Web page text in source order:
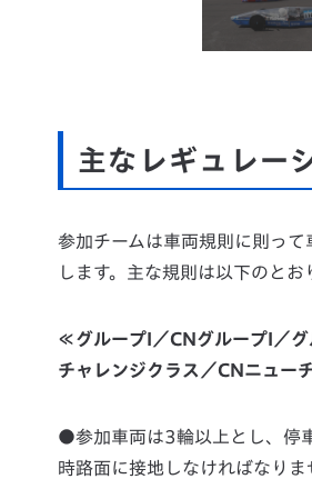
主なレギュレー
参加チームは車両規則に則っ
します。主な規則は以下のとお
≪グループI／CNグループI／
チャレンジクラス／CNニュー
●参加車両は3輪以上とし、停
時路面に接地しなければなりま